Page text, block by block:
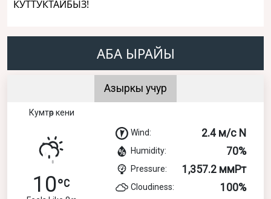
КУТТУКТАЙБЫЗ!
АБА ЫРАЙЫ
Азыркы учур
Кумтөр кени
10
Wind: 2.4 м/с N
Humidity: 70%
Pressure: 1,357.2 ммРт
Cloudiness: 100%